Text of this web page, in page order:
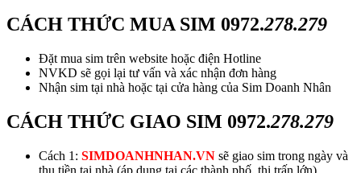
CÁCH THỨC MUA SIM 0972.278.279
Đặt mua sim trên website hoặc điện Hotline
NVKD sẽ gọi lại tư vấn và xác nhận đơn hàng
Nhận sim tại nhà hoặc tại cửa hàng của Sim Doanh Nhân
CÁCH THỨC GIAO SIM 0972.278.279
Cách 1: SIMDOANHNHAN.VN sẽ giao sim trong ngày và
thu tiền tại nhà (áp dụng tại các thành phố, thị trấn lớn)